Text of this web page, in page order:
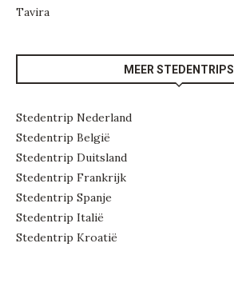
Tavira
MEER STEDENTRIPS
Stedentrip Nederland
Stedentrip België
Stedentrip Duitsland
Stedentrip Frankrijk
Stedentrip Spanje
Stedentrip Italië
Stedentrip Kroatië